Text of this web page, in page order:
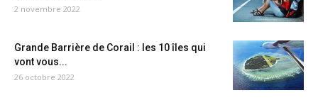
2 novembre 2022
Grande Barrière de Corail : les 10 îles qui
vont vous...
26 octobre 2022